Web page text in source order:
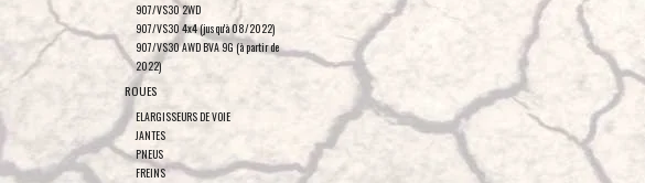
907/VS30 2WD
907/VS30 4x4 (jusqu'à 08/2022)
907/VS30 AWD BVA 9G (à partir de
2022)
ROUES
ELARGISSEURS DE VOIE
JANTES
PNEUS
FREINS